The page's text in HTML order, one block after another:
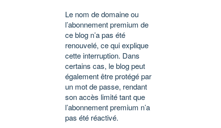
Le nom de domaine ou
l’abonnement premium de
ce blog n’a pas été
renouvelé, ce qui explique
cette interruption. Dans
certains cas, le blog peut
également être protégé par
un mot de passe, rendant
son accès limité tant que
l’abonnement premium n’a
pas été réactivé.